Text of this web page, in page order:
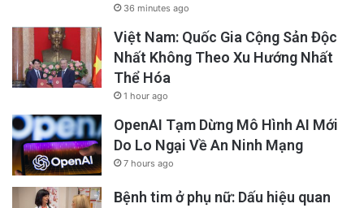
36 minutes ago
Việt Nam: Quốc Gia Cộng Sản Độc
Nhất Không Theo Xu Hướng Nhất
Thể Hóa
1 hour ago
OpenAI Tạm Dừng Mô Hình AI Mới
Do Lo Ngại Về An Ninh Mạng
7 hours ago
Bệnh tim ở phụ nữ: Dấu hiệu quan